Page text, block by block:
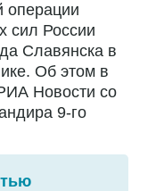
операции
сил России
Славянска в
Об этом в
Новости со
9-го